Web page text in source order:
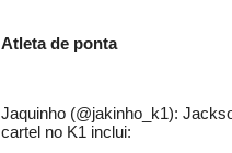
Atleta de ponta
Jaquinho (@jakinho_k1):
cartel no K1 inclui: